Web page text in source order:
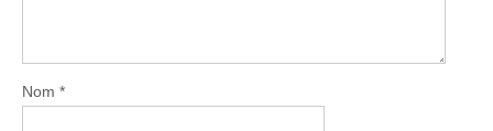
Nom *